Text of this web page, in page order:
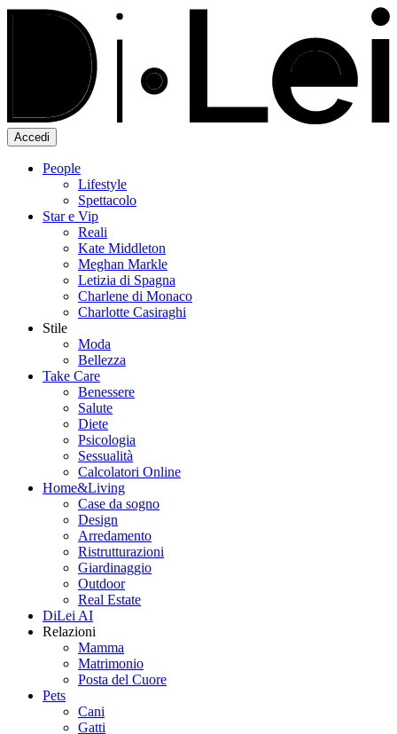
Accedi
People
Lifestyle
Spettacolo
Star e Vip
Reali
Kate Middleton
Meghan Markle
Letizia di Spagna
Charlene di Monaco
Charlotte Casiraghi
Stile
Moda
Bellezza
Take Care
Benessere
Salute
Diete
Psicologia
Sessualità
Calcolatori Online
Home&Living
Case da sogno
Design
Arredamento
Ristrutturazioni
Giardinaggio
Outdoor
Real Estate
DiLei AI
Relazioni
Mamma
Matrimonio
Posta del Cuore
Pets
Cani
Gatti